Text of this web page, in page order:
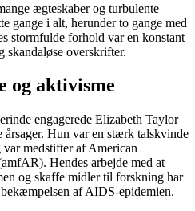
ægteskaber og turbulente
gange i alt, herunder to gange med
stormfulde forhold var en konstant
overskrifter.
og aktivisme
engagerede Elizabeth Taylor
Hun var en stærk talskvinde
medstifter af American
Hendes arbejde med at
og skaffe midler til forskning har
af AIDS-epidemien.